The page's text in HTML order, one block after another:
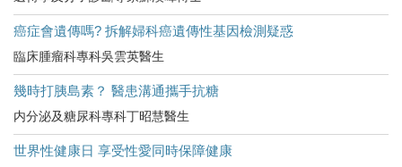
癌症會遺傳嗎? 拆解婦科癌遺傳性基因檢測疑惑
臨床腫瘤科專科吳雲英醫生
幾時打胰島素？ 醫患溝通攜手抗糖
内分泌及糖尿科專科丁昭慧醫生
世界性健康日 享受性愛同時保障健康